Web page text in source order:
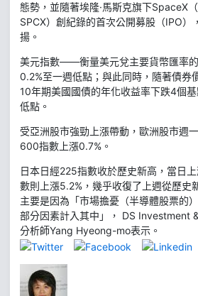
態勢，並隨著埃隆·馬斯克旗下SpaceX
SPCX）創紀錄的首次公開募股（IPO）
揚。
美元指數——衡量美元兌主要貨幣匯率
0.2%至一週低點；與此同時，隨著債券
10年期美國國債的年化收益率下跌4個
低點。
受亞洲股市強勁上漲帶動，歐洲股市週
600指數上漲0.7%。
日本日經225指數收於歷史新高，當日
數則上漲5.2%，幾乎收復了上週從歷史
主要是因為「市場擔憂（半導體股票的
部分因素計入其中」， DS Investment
分析師Yang Hyeong-mo表示。